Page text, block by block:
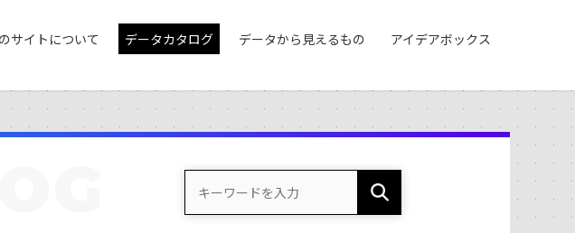
サイトについて データカタログ データから見えるもの アイデアボックス